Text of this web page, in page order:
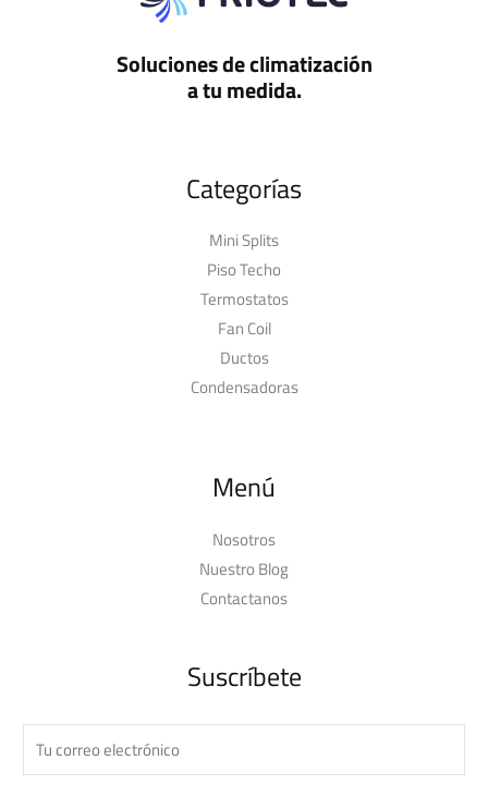
Soluciones de climatización
a tu medida.
Categorías
Mini Splits
Piso Techo
Termostatos
Fan Coil
Ductos
Condensadoras
Menú
Nosotros
Nuestro Blog
Contactanos
Suscríbete